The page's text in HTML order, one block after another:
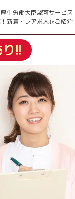
厚生労働大臣認可サービス
新着・レア求人をご紹介
!!